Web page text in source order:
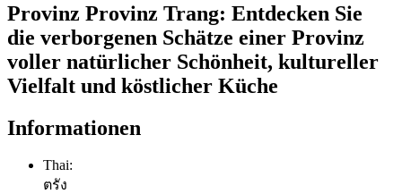
Provinz Provinz Trang: Entdecken Sie
die verborgenen Schätze einer Provinz
voller natürlicher Schönheit, kultureller
Vielfalt und köstlicher Küche
Informationen
Thai:
ตรัง